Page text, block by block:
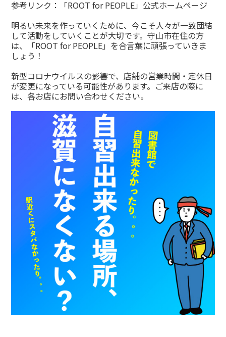
参考リンク：
「ROOT for PEOPLE」公式ホームページ
明るい未来を作っていくために、今こそ人々が一致団結
して活動をしていくことが大切です。守山市在住の方
は、「ROOT for PEOPLE」を合言葉に頑張っていきま
しょう！
新型コロナウイルスの影響で、店舗の営業時間・定休日
が変更になっている可能性があります。ご来店の際に
は、各お店にお問い合わせください。